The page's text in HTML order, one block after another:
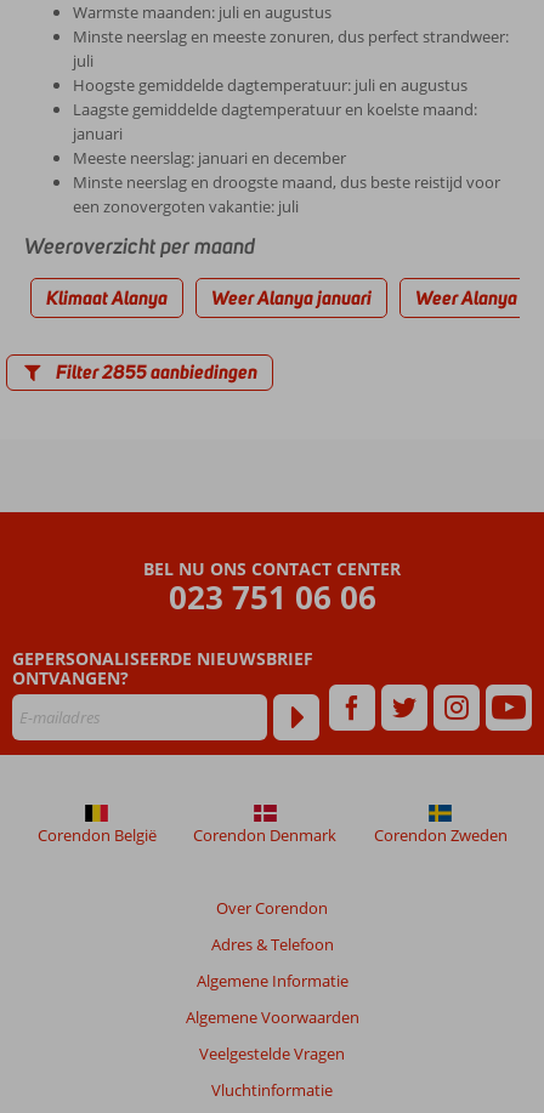
Warmste maanden: juli en augustus
Minste neerslag en meeste zonuren, dus perfect strandweer:
juli
Hoogste gemiddelde dagtemperatuur: juli en augustus
Laagste gemiddelde dagtemperatuur en koelste maand:
januari
Meeste neerslag: januari en december
Minste neerslag en droogste maand, dus beste reistijd voor
een zonovergoten vakantie: juli
Weeroverzicht per maand
Klimaat Alanya Weer Alanya januari Weer Alanya
Filter 2855 aanbiedingen
BEL NU ONS CONTACT CENTER
023 751 06 06
GEPERSONALISEERDE NIEUWSBRIEF
ONTVANGEN?
Over Corendon
Adres & Telefoon
Algemene Informatie
Algemene Voorwaarden
Veelgestelde Vragen
Vluchtinformatie
Corendon België Corendon Denmark Corendon Zweden